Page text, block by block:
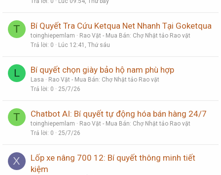
T Bí Quyết Tra Cứu Ketqua Net Nhanh Tại Goketqua
toinghiepemlam
Rao Vặt - Mua Bán: Chợ Nhật tảo Rao vặt
Trả lời 0 Lúc 12:41, Thứ sáu
L Bí quyết chọn giày bảo hộ nam phù hợp
Lasa
Rao Vặt - Mua Bán: Chợ Nhật tảo Rao vặt
Trả lời 0 25/7/26
T Chatbot AI: Bí quyết tự động hóa bán hàng 24/7
toinghiepemlam
Rao Vặt - Mua Bán: Chợ Nhật tảo Rao vặt
Trả lời 0 25/7/26
X
Lốp xe nâng 700 12: Bí quyết thông minh tiết
kiệm